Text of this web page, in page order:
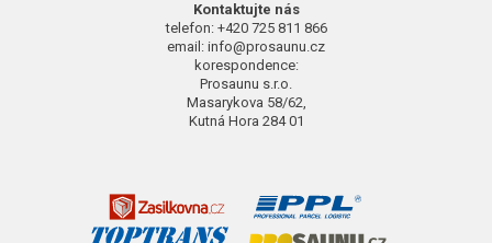
Kontaktujte nás
telefon: +420 725 811 866
email: info@prosaunu.cz
korespondence:
Prosaunu s.r.o.
Masarykova 58/62,
Kutná Hora 284 01